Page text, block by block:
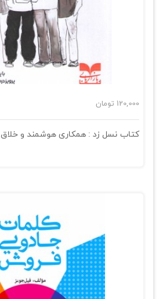
120,000 تومان
کتاب نسل زد : همکاری هوشمند و خلاق